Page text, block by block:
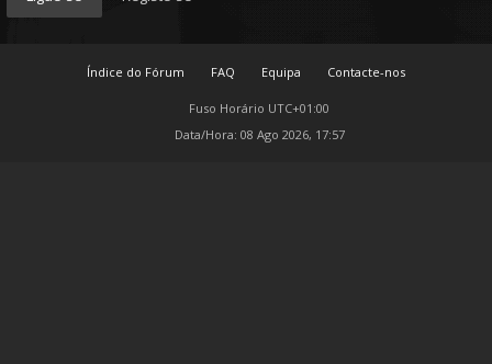
Índice do Fórum FAQ Equipa Contacte-nos
Fuso Horário UTC+01:00
Data/Hora: 08 Ago 2026, 17:57